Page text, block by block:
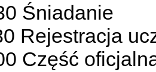
Śniadanie
Rejestracja
Część